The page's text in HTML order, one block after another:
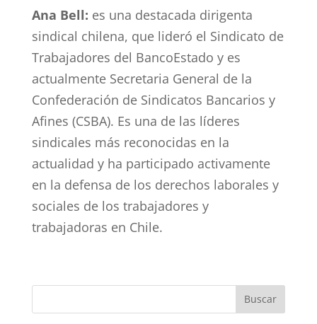
Ana Bell: es una destacada dirigenta
sindical chilena, que lideró el Sindicato de
Trabajadores del BancoEstado y es
actualmente Secretaria General de la
Confederación de Sindicatos Bancarios y
Afines (CSBA). Es una de las líderes
sindicales más reconocidas en la
actualidad y ha participado activamente
en la defensa de los derechos laborales y
sociales de los trabajadores y
trabajadoras en Chile.